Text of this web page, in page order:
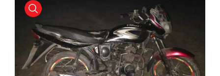
product view